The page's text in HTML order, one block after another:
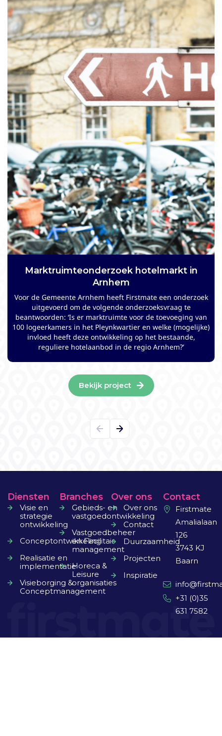
Marktruimteonderzoek hotelmarkt in
Arnhem
Voor de Gemeente Arnhem heeft Firstmate een onderzoek
uitgevoerd om de volgende onderzoeksvraag te
beantwoorden: ‘Is er marktruimte voor de toevoeging van
100 logeerkamers in het Pleynkwartier en welke (mogelijke)
invloed heeft deze ontwikkeling op het bestaande,
reguliere hotelaanbod in de regio Arnhem?’
Bekijk project
Matchmaking exploitant Golfsociëteit De
Lage Vuursche
De exploitatie van Golfsociëteit De Lage Vuursche kwam in
2021 beschikbaar. Firstmate heeft de visie op hospitality
geformuleerd waarna er middels een zorgvuldig werving
& selectieproces, een nieuwe exploitant gecontracteerd is.
Ook heeft Firstmate begeleid bij de volledige verbouwing
van de Golfsociëteit.
Diensten
Visie en
strategie
ontwikkeling
Conceptontwikkeling
Realisatie en
implementatie
Visieborging &
Conceptmanagement
Branches
Gebieds- en
vastgoedontwikkeling
Vastgoedbeheer
en Facilitair
management
Horeca &
Leisure
organisaties
Over ons
Over ons
Contact
Duurzaamheid
Projecten
Inspiratie
Contact
Firstmate
Amalialaan
126
3743 KJ
Baarn
+31 (0)35
631 7582